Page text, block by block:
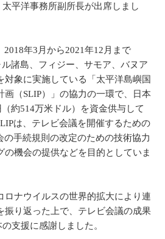
平洋事務所副所長が出席しまし
年3月から2021年12月まで
諸島、フィジー、サモア、バヌア
対象に実施している「太平洋島嶼国
画（SLIP）」の協力の一環で、日本
約514万米ドル）を資金供与して
は、テレビ会議を開催するための
手続規則の改定のための技術協力
の機会の提供などを目的としていま
ロナウイルスの世界的拡大により連
振り返った上で、テレビ会議の成果
支援に感謝しました。